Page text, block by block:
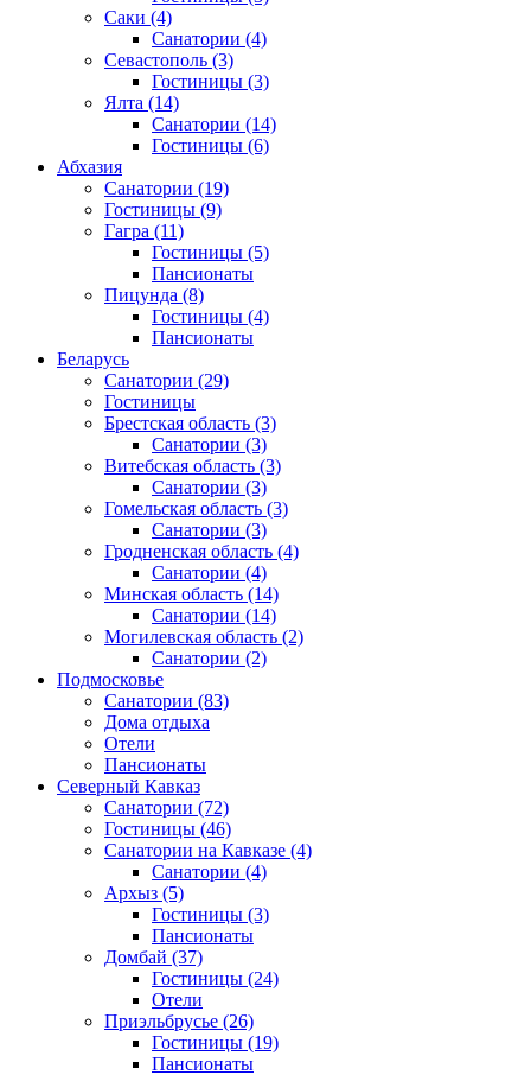
Саки (4)
Санатории (4)
Севастополь (3)
Гостиницы (3)
Ялта (14)
Санатории (14)
Гостиницы (6)
Абхазия
Санатории (19)
Гостиницы (9)
Гагра (11)
Гостиницы (5)
Пансионаты
Пицунда (8)
Гостиницы (4)
Пансионаты
Беларусь
Санатории (29)
Гостиницы
Брестская область (3)
Санатории (3)
Витебская область (3)
Санатории (3)
Гомельская область (3)
Санатории (3)
Гродненская область (4)
Санатории (4)
Минская область (14)
Санатории (14)
Могилевская область (2)
Санатории (2)
Подмосковье
Санатории (83)
Дома отдыха
Отели
Пансионаты
Северный Кавказ
Санатории (72)
Гостиницы (46)
Санатории на Кавказе (4)
Санатории (4)
Архыз (5)
Гостиницы (3)
Пансионаты
Домбай (37)
Гостиницы (24)
Отели
Приэльбрусье (26)
Гостиницы (19)
Пансионаты